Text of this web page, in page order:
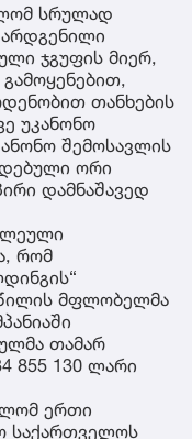
სრულად
ჯგუფის მიერ,
თანხების
უკანონო
შემოსავლის
ორი
დამნაშავედ
რომ
მფლობელმა
თამარ
855 130 ლარი
ერთი
საქართველოს